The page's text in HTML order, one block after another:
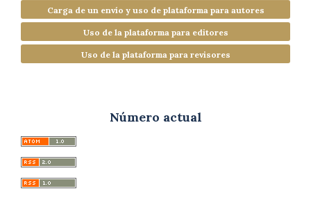
Carga de un envío y uso de plataforma para autores
Uso de la plataforma para editores
Uso de la plataforma para revisores
Número actual